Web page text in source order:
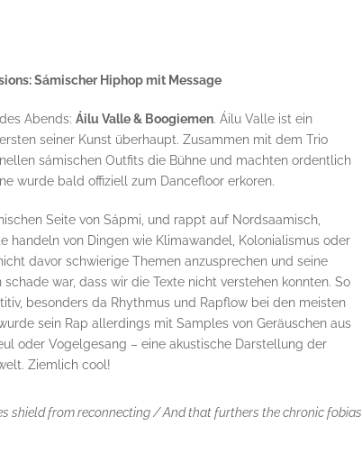
Sámischer Hiphop mit Message
Abends: Áilu Valle & Boogiemen. Áilu Valle ist ein
seiner Kunst überhaupt. Zusammen mit dem Trio
sámischen Outfits die Bühne und machten ordentlich
wurde bald offiziell zum Dancefloor erkoren.
Seite von Sápmi, und rappt auf Nordsaamisch,
handeln von Dingen wie Klimawandel, Kolonialismus oder
davor schwierige Themen anzusprechen und seine
war, dass wir die Texte nicht verstehen konnten. So
besonders da Rhythmus und Rapflow bei den meisten
sein Rap allerdings mit Samples von Geräuschen aus
oder Vogelgesang – eine akustische Darstellung der
Ziemlich cool!
shield from reconnecting / And that furthers the chronic fobias